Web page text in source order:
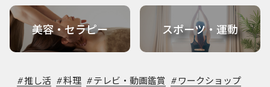
美容・セラピー スポーツ・運動
#推し活 #料理 # テレビ・動画鑑賞 # ワークショップ